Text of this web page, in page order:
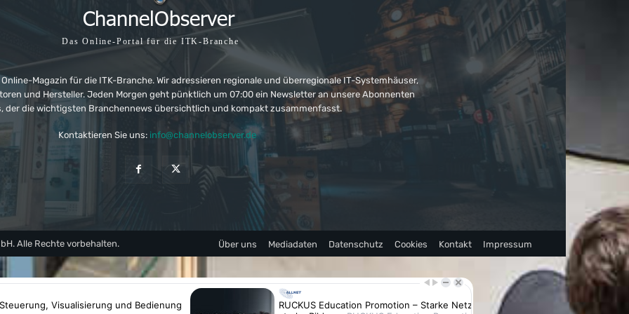
Das Online-Portal für die ITK-Branche
Magazin für die ITK-Branche. Wir adressieren regionale und überregionale IT-Systemhäuser,
und Hersteller. Jeden Morgen geht pünktlich um 07:00 ein Newsletter an unsere Abonnenten
der die wichtigsten Branchennews übersichtlich und kompakt zusammenfasst.
Kontaktieren Sie uns: info@channelobserver.de
Alle Rechte vorbehalten. Über uns Mediadaten Datenschutz Cookies Kontakt Impressum